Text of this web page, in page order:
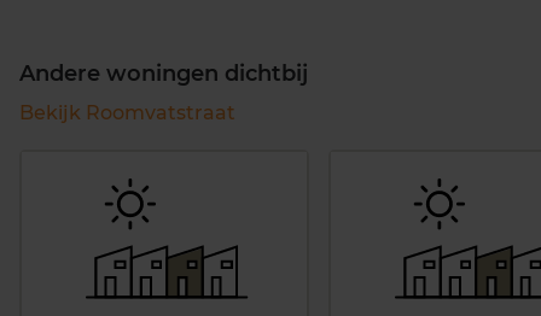
Andere woningen dichtbij
Bekijk Roomvatstraat